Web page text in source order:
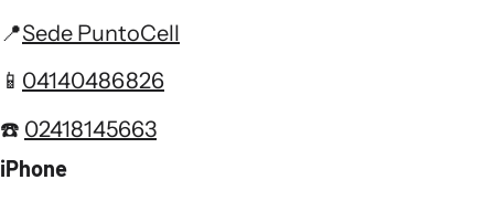
📍Sede PuntoCell
📱 04140486826
☎️ 02418145663
iPhone